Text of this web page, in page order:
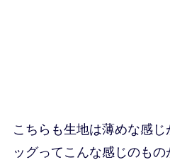
こちらも生地は薄めな感
ッグってこんな感じのもの